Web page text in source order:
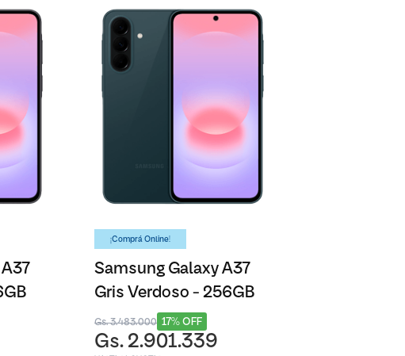
¡Comprá Online!
Samsung Galaxy A37
Gris Verdoso - 256GB
17% OFF
Gs. 3.483.000
Gs. 2.901.339